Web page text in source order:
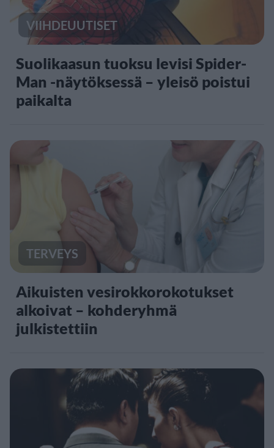
VIIHDEUUTISET
Suolikaasun tuoksu levisi Spider-
Man -näytöksessä – yleisö poistui
paikalta
TERVEYS
Aikuisten vesirokkorokotukset
alkoivat – kohderyhmä
julkistettiin